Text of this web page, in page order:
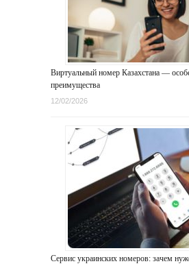
Виртуальный номер Казахстана —
преимущества
12/02/2026
Сервис украинских номеров: зачем